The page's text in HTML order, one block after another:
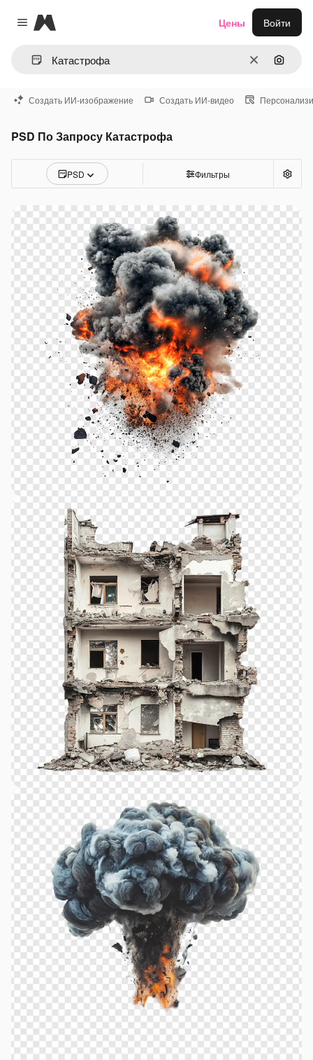
Close menu
Magnific
ОчиститьПоиск
Цены Войти
Создать ИИ-изображение Создать ИИ-видео
PSD По Запросу Катастрофа
PSD Фильтры